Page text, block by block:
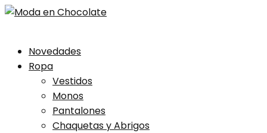
Skip
content
Novedades
Ropa
Vestidos
Monos
Pantalones
Chaquetas y Abrigos